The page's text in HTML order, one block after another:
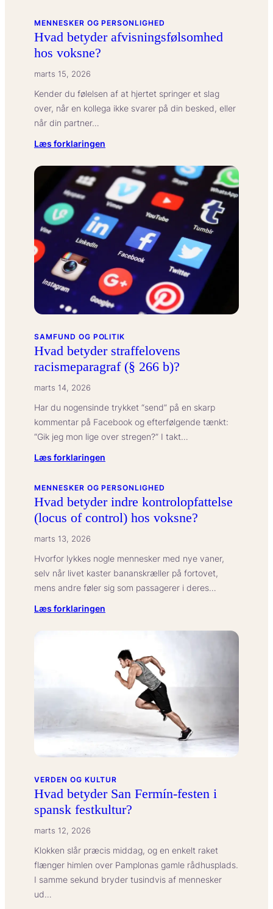
betyder
forkortelsen
MENNESKER OG PERSONLIGHED
Hvad betyder afvisningsfølsomhed
hos voksne?
marts 15, 2026
Kender du følelsen af at hjertet springer et slag
over, når en kollega ikke svarer på din besked, eller
når din partner…
Læs forklaringen
betyder
afvisningsfølsomhed
hos
voksne?
SAMFUND OG POLITIK
Hvad betyder straffelovens
racismeparagraf (§ 266 b)?
marts 14, 2026
Har du nogensinde trykket “send” på en skarp
kommentar på Facebook og efterfølgende tænkt:
“Gik jeg mon lige over stregen?” I takt…
Læs forklaringen
betyder
straffelovens
racismeparagraf
b)?
MENNESKER OG PERSONLIGHED
Hvad betyder indre kontrolopfattelse
(locus of control) hos voksne?
marts 13, 2026
Hvorfor lykkes nogle mennesker med nye vaner,
selv når livet kaster bananskræller på fortovet,
mens andre føler sig som passagerer i deres…
Læs forklaringen
indre
kontrolopfattelse
(locus
control)
hos
voksne?
VERDEN OG KULTUR
Hvad betyder San Fermín-festen i
spansk festkultur?
marts 12, 2026
Klokken slår præcis middag, og en enkelt raket
flænger himlen over Pamplonas gamle rådhusplads.
I samme sekund bryder tusindvis af mennesker
ud…